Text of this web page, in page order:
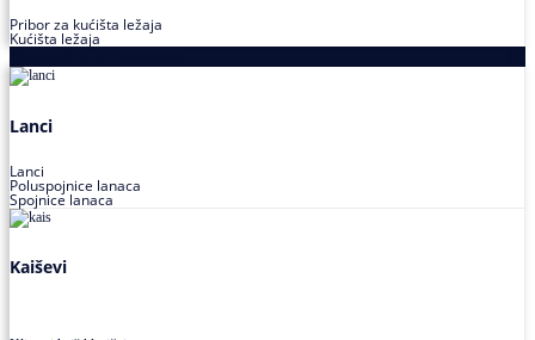
Pribor za kućišta ležaja
Kućišta ležaja
Lanci
Lanci
Poluspojnice lanaca
Spojnice lanaca
Kaiševi